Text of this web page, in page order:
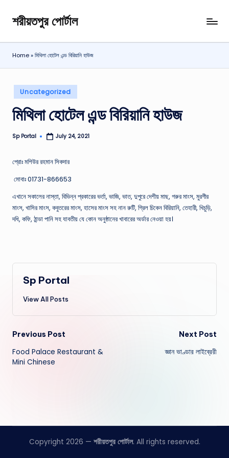
Skip
content
শরীয়তপুর পোর্টাল
শরীয়তপুর
জেলা
বিষয়ক
পোর্টাল
Home»মিথিলা হোটেল এন্ড বিরিয়ানি হাউজ
Posted
in
Uncategorized
মিথিলা হোটেল এন্ড বিরিয়ানি হাউজ
Posted
Sp Portal July 24, 2021
প্রোঃ মশিউর রহমান সিকদার
মোবাঃ 01731-866653
এখানে সকালের নাস্তা, বিভিন্ন প্রকারের ভর্তা, ভাজি, ভাত, দুপুরে দেশীয় মাছ, গরুর মাংস, মুরগীর
মাংস, খাসির মাংস, কবুতরের মাংস, হাসের মাংস সহ নান রুটি, গ্রিল চিকেন বিরিয়ানি, তেহারী, খিচুড়ি,
দধি, কফি, ঠান্ডা পানি সহ যাবতীয় যে কোন অনুষ্ঠানের খাবারের অর্ডার নেওয়া হয়।
Sp Portal
View All Posts
Post
navigation
Previous Post
Food Palace Restaurant &
Mini Chinese
Next Post
জ্ঞান ভাণ্ডার লাইব্রেরী
Copyright 2026 — শরীয়তপুর পোর্টাল. All rights reserved.